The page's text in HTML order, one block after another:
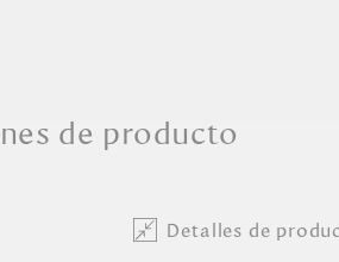
de producto
Detalles de